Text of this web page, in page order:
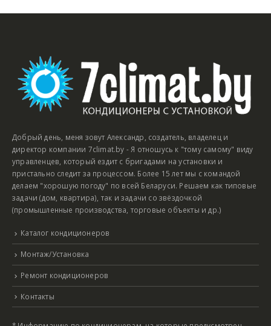
Добрый день, меня зовут Александр, создатель, владелец и
директор компании 7climat.by - Я отношусь к "тому самому" виду
управленцев, который ездит с бригадами на установки и
пристально следит за процессом. Более 15 лет мы с командой
делаем "хорошую погоду" по всей Беларуси. Решаем как типовые
задачи (дом, квартира), так и задачи со звёздочкой
(промышленные производства, торговые объекты и др.)
Каталог кондиционеров
Монтаж/Установка
Ремонт кондиционеров
Контакты